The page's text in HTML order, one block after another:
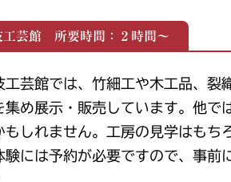
工芸館 所要時間：２時間～
芸館では、竹細工や木工品、裂
集め展示・販売しています。他で
もしれません。工房の見学はもち
験には予約が必要ですので、事前